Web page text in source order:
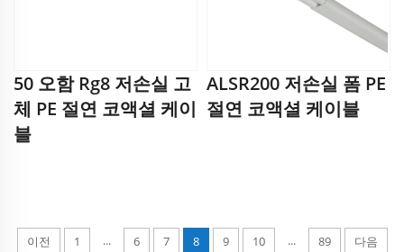
50 오함 Rg8 저손실 고
체 PE 절연 코액셜 케이
블
ALSR200 저손실 폼 PE
절연 코액셜 케이블
이전 1 ... 6 7 8 9 10 ... 89 다음